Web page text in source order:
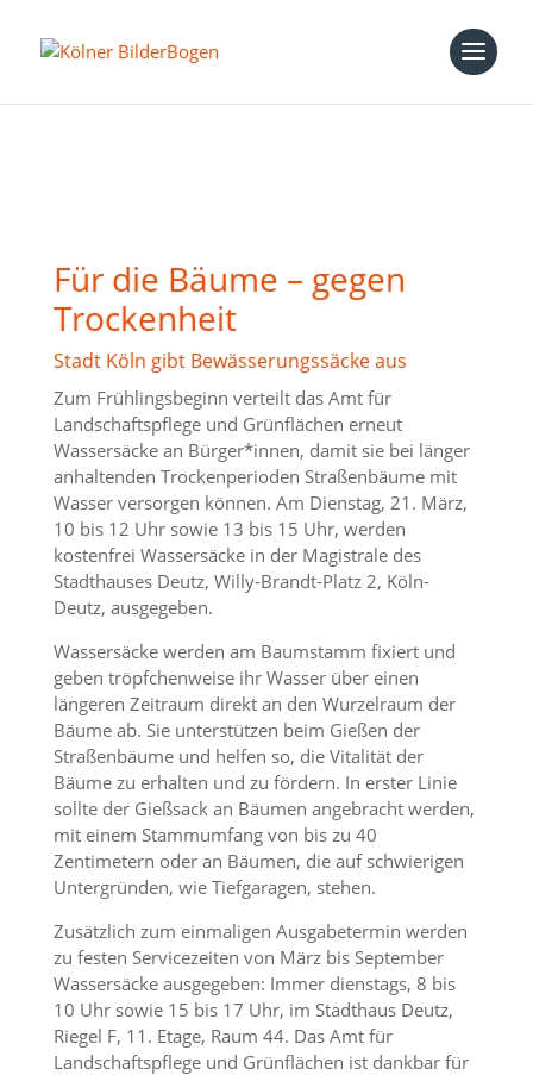
Für die Bäume – gegen
Trockenheit
Stadt Köln gibt Bewässerungssäcke aus
Zum Frühlingsbeginn verteilt das Amt für
Landschaftspflege und Grünflächen erneut
Wassersäcke an Bürger*innen, damit sie bei länger
anhaltenden Trockenperioden Straßenbäume mit
Wasser versorgen können. Am Dienstag, 21. März,
10 bis 12 Uhr sowie 13 bis 15 Uhr, werden
kostenfrei Wassersäcke in der Magistrale des
Stadthauses Deutz, Willy-Brandt-Platz 2, Köln-
Deutz, ausgegeben.
Wassersäcke werden am Baumstamm fixiert und
geben tröpfchenweise ihr Wasser über einen
längeren Zeitraum direkt an den Wurzelraum der
Bäume ab. Sie unterstützen beim Gießen der
Straßenbäume und helfen so, die Vitalität der
Bäume zu erhalten und zu fördern. In erster Linie
sollte der Gießsack an Bäumen angebracht werden,
mit einem Stammumfang von bis zu 40
Zentimetern oder an Bäumen, die auf schwierigen
Untergründen, wie Tiefgaragen, stehen.
Zusätzlich zum einmaligen Ausgabetermin werden
zu festen Servicezeiten von März bis September
Wassersäcke ausgegeben: Immer dienstags, 8 bis
10 Uhr sowie 15 bis 17 Uhr, im Stadthaus Deutz,
Riegel F, 11. Etage, Raum 44. Das Amt für
Landschaftspflege und Grünflächen ist dankbar für